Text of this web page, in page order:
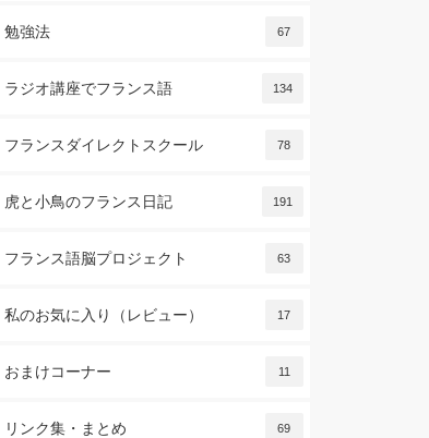
勉強法 67
ラジオ講座でフランス語 134
フランスダイレクトスクール 78
虎と小鳥のフランス日記 191
フランス語脳プロジェクト 63
私のお気に入り（レビュー） 17
おまけコーナー 11
リンク集・まとめ 69